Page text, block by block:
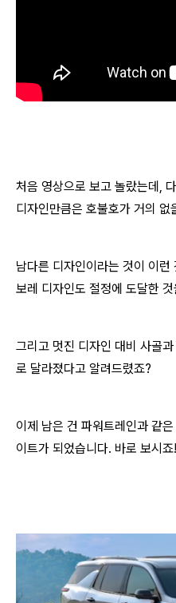
처음 영상으로 보고 놀랐는데,
디자인만큼은 호불호가 거의 없
남다른 디자인이라는 것이 이
보레 디자인도 절정에 도달한
그리고 멋진 디자인 대비 사골
로 달라졌다고 알려드렸죠?
이제 남은 건 파워트레인과 같
이트가 되었습니다. 바로 보시죠!